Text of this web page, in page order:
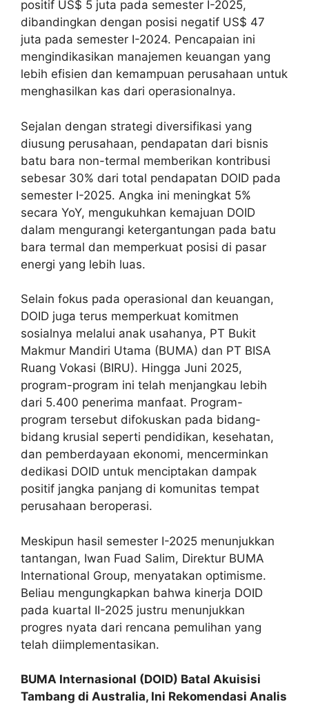
positif US$ 5 juta pada semester I-2025,
dibandingkan dengan posisi negatif US$ 47
juta pada semester I-2024. Pencapaian ini
mengindikasikan manajemen keuangan yang
lebih efisien dan kemampuan perusahaan untuk
menghasilkan kas dari operasionalnya.
Sejalan dengan strategi diversifikasi yang
diusung perusahaan, pendapatan dari bisnis
batu bara non-termal memberikan kontribusi
sebesar 30% dari total pendapatan DOID pada
semester I-2025. Angka ini meningkat 5%
secara YoY, mengukuhkan kemajuan DOID
dalam mengurangi ketergantungan pada batu
bara termal dan memperkuat posisi di pasar
energi yang lebih luas.
Selain fokus pada operasional dan keuangan,
DOID juga terus memperkuat komitmen
sosialnya melalui anak usahanya, PT Bukit
Makmur Mandiri Utama (BUMA) dan PT BISA
Ruang Vokasi (BIRU). Hingga Juni 2025,
program-program ini telah menjangkau lebih
dari 5.400 penerima manfaat. Program-
program tersebut difokuskan pada bidang-
bidang krusial seperti pendidikan, kesehatan,
dan pemberdayaan ekonomi, mencerminkan
dedikasi DOID untuk menciptakan dampak
positif jangka panjang di komunitas tempat
perusahaan beroperasi.
Meskipun hasil semester I-2025 menunjukkan
tantangan, Iwan Fuad Salim, Direktur BUMA
International Group, menyatakan optimisme.
Beliau mengungkapkan bahwa kinerja DOID
pada kuartal II-2025 justru menunjukkan
progres nyata dari rencana pemulihan yang
telah diimplementasikan.
BUMA Internasional (DOID) Batal Akuisisi
Tambang di Australia, Ini Rekomendasi Analis